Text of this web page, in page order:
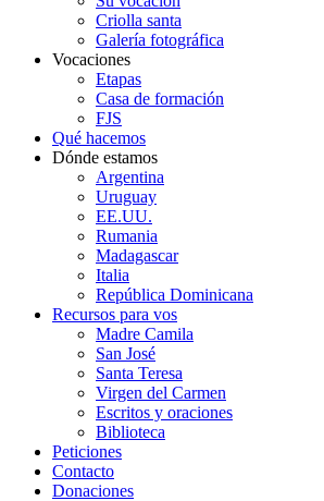
Criolla santa
Galería fotográfica
Vocaciones
Etapas
Casa de formación
FJS
Qué hacemos
Dónde estamos
Argentina
Uruguay
EE.UU.
Rumania
Madagascar
Italia
República Dominicana
Recursos para vos
Madre Camila
San José
Santa Teresa
Virgen del Carmen
Escritos y oraciones
Biblioteca
Peticiones
Contacto
Donaciones